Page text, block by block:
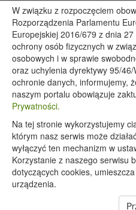
Starostwo Powiatowe we
Lubelski Urząd Wojewódzki
Urząd Marszałkowski
Serwis Rzeczypospolitej
PGE – Planowane wyłączenia
Poczta E-mail
Copyright 2020@ -
W związku z rozpoczęciem
Rozporządzenia Parlamentu
Europejskiej 2016/679 z dnia
ochrony osób fizycznych w
osobowych i w sprawie
oraz uchylenia dyrektywy 95/
ochronie danych, informujemy,
naszym portalu obowiązuje
Prywatności.
Na tej stronie wykorzystujemy
którym nasz serwis może
wyłączyć ten mechanizm w
Korzystanie z naszego serwisu
dotyczących cookies,
urządzenia.